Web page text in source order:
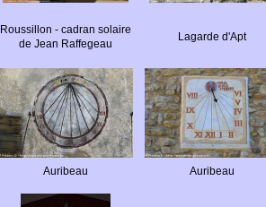
Roussillon - cadran solaire
de Jean Raffegeau
Lagarde d'Apt
Auribeau Auribeau